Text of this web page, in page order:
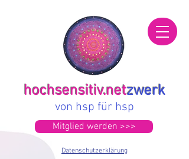
hochsensitiv.netzwerk
von hsp für hsp
Datenschutzerklärung
Mitglied werden >>>